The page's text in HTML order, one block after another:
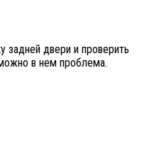
задней двери и проверить
в нем проблема.